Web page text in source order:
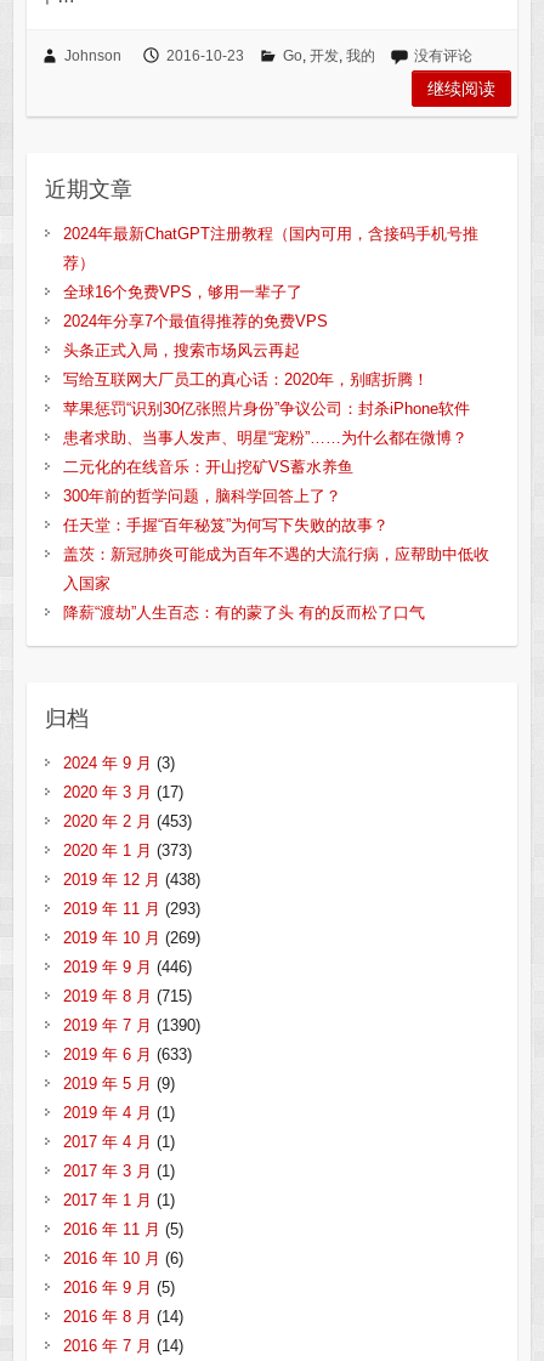
Johnson 2016-10-23 Go, 开发, 我的 没有评论
继续阅读
近期文章
2024年最新ChatGPT注册教程（国内可用，含接码手机号推
荐）
全球16个免费VPS，够用一辈子了
2024年分享7个最值得推荐的免费VPS
头条正式入局，搜索市场风云再起
写给互联网大厂员工的真心话：2020年，别瞎折腾！
苹果惩罚“识别30亿张照片身份”争议公司：封杀iPhone软件
患者求助、当事人发声、明星“宠粉”……为什么都在微博？
二元化的在线音乐：开山挖矿VS蓄水养鱼
300年前的哲学问题，脑科学回答上了？
任天堂：手握“百年秘笈”为何写下失败的故事？
盖茨：新冠肺炎可能成为百年不遇的大流行病，应帮助中低收
入国家
降薪“渡劫”人生百态：有的蒙了头 有的反而松了口气
归档
2024 年 9 月 (3)
2020 年 3 月 (17)
2020 年 2 月 (453)
2020 年 1 月 (373)
2019 年 12 月 (438)
2019 年 11 月 (293)
2019 年 10 月 (269)
2019 年 9 月 (446)
2019 年 8 月 (715)
2019 年 7 月 (1390)
2019 年 6 月 (633)
2019 年 5 月 (9)
2019 年 4 月 (1)
2017 年 4 月 (1)
2017 年 3 月 (1)
2017 年 1 月 (1)
2016 年 11 月 (5)
2016 年 10 月 (6)
2016 年 9 月 (5)
2016 年 8 月 (14)
2016 年 7 月 (14)